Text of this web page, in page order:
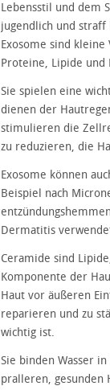
Lebensstil und dem
jugendlich und straff
Exosome sind
Proteine, Lipide und
Sie spielen eine
dienen der
stimulieren die
zu reduzieren, die
Exosome können
Beispiel nach
Dermatitis
Ceramide sind
Komponente der
Haut vor äußeren
reparieren und zu
wichtig ist.
Sie binden Wasser
pralleren,